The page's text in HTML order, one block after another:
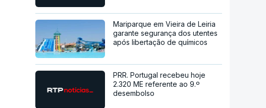
Mariparque em Vieira de Leiria
garante segurança dos utentes
após libertação de químicos
PRR. Portugal recebeu hoje
2.320 ME referente ao 9.º
desembolso